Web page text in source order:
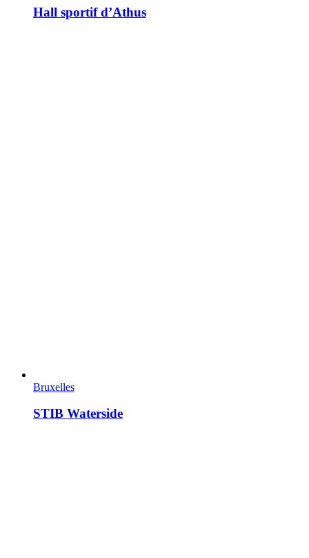
Hall sportif d’Athus
Bruxelles
STIB Waterside